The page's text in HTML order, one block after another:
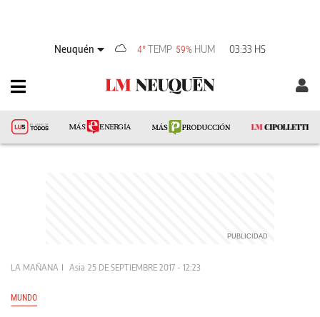
Neuquén 4°TEMP 59% HUM 03:33 HS
LA MAÑANA Asia 25 DE SEPTIEMBRE 2017 - 12:23
MUNDO